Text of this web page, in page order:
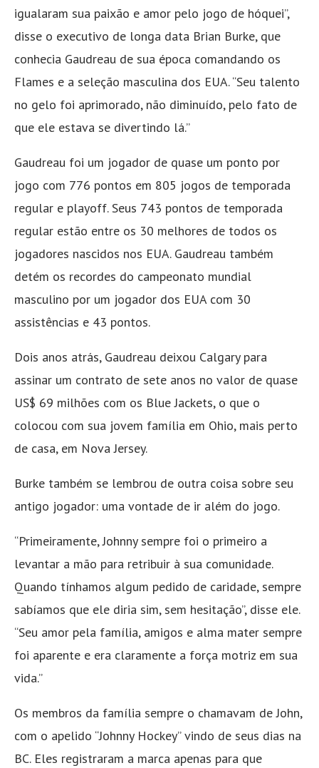
igualaram sua paixão e amor pelo jogo de hóquei”,
disse o executivo de longa data Brian Burke, que
conhecia Gaudreau de sua época comandando os
Flames e a seleção masculina dos EUA. “Seu talento
no gelo foi aprimorado, não diminuído, pelo fato de
que ele estava se divertindo lá.”
Gaudreau foi um jogador de quase um ponto por
jogo com 776 pontos em 805 jogos de temporada
regular e playoff. Seus 743 pontos de temporada
regular estão entre os 30 melhores de todos os
jogadores nascidos nos EUA. Gaudreau também
detém os recordes do campeonato mundial
masculino por um jogador dos EUA com 30
assistências e 43 pontos.
Dois anos atrás, Gaudreau deixou Calgary para
assinar um contrato de sete anos no valor de quase
US$ 69 milhões com os Blue Jackets, o que o
colocou com sua jovem família em Ohio, mais perto
de casa, em Nova Jersey.
Burke também se lembrou de outra coisa sobre seu
antigo jogador: uma vontade de ir além do jogo.
“Primeiramente, Johnny sempre foi o primeiro a
levantar a mão para retribuir à sua comunidade.
Quando tínhamos algum pedido de caridade, sempre
sabíamos que ele diria sim, sem hesitação”, disse ele.
“Seu amor pela família, amigos e alma mater sempre
foi aparente e era claramente a força motriz em sua
vida.”
Os membros da família sempre o chamavam de John,
com o apelido “Johnny Hockey” vindo de seus dias na
BC. Eles registraram a marca apenas para que